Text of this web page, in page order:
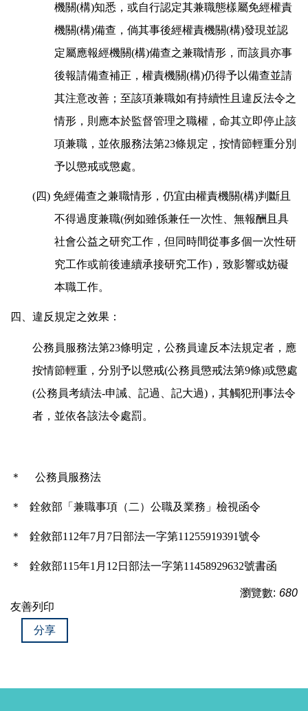
機關(構)知悉，或自行認定其兼職態樣屬免經權責
機關(構)備查，倘其事後經權責機關(構)發現並認
定屬應報經機關(構)備查之兼職情形，而該員亦事
後報請備查補正，權責機關(構)仍得予以備查並請
其注意改善；至該項兼職如有持續性且違反法令之
情形，則應本於監督管理之職權，命其立即停止該
項兼職，並依服務法第23條規定，按情節輕重分別
予以懲戒或懲處。
(四) 免經備查之兼職情形，仍宜由權責機關(構)判斷且
不得過度兼職(例如雖係兼任一次性、無報酬且具
社會公益之研究工作，但同時間從事多個一次性研
究工作或前後連續承接研究工作)，致影響或妨礙
本職工作。
四、違反規定之效果：
公務員服務法第23條明定，公務員違反本法規定者，應
按情節輕重，分別予以懲戒(公務員懲戒法第9條)或懲處
(公務員考績法-申誡、記過、記大過)，其觸犯刑事法令
者，並依各該法令處罰。
＊ 公務員服務法
＊ 銓敘部「兼職事項（二）公職及業務」檢視函令
＊ 銓敘部112年7月7日部法一字第11255919391號令
＊ 銓敘部115年1月12日部法一字第11458929632號書函
瀏覽數: 680
友善列印
分享